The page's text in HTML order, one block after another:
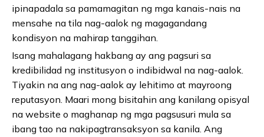
ipinapadala sa pamamagitan ng mga kanais-nais na
mensahe na tila nag-aalok ng magagandang
kondisyon na mahirap tanggihan.
Isang mahalagang hakbang ay ang pagsuri sa
kredibilidad ng institusyon o indibidwal na nag-aalok.
Tiyakin na ang nag-aalok ay lehitimo at mayroong
reputasyon. Maari mong bisitahin ang kanilang opisyal
na website o maghanap ng mga pagsusuri mula sa
ibang tao na nakipagtransaksyon sa kanila. Ang